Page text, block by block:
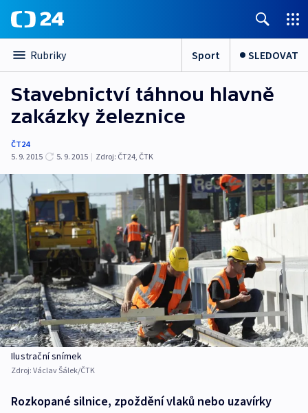
Rubriky Sport SLEDOVAT
Stavebnictví táhnou hlavně
zakázky železnice
ČT24
5. 9. 2015
5. 9. 2015 | Zdroj: ČT24, ČTK
Ilustrační snímek
Zdroj: Václav Šálek/ČTK
Rozkopané silnice, zpoždění vlaků nebo uzavírky